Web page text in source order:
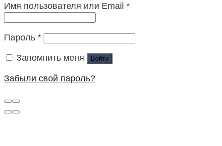
Имя пользователя или Email *
Пароль *
Запомнить меня
Войти
Забыли свой пароль?